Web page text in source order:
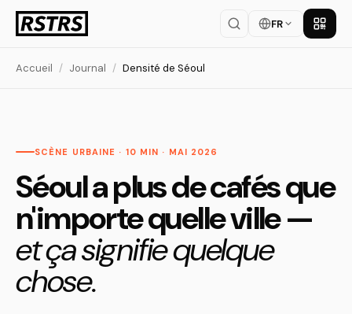
FR
Accueil / Journal / Densité de Séoul
SCÈNE URBAINE · 10 MIN · MAI 2026
Séoul a plus de cafés que
n'importe quelle ville —
et ça signifie quelque
chose.